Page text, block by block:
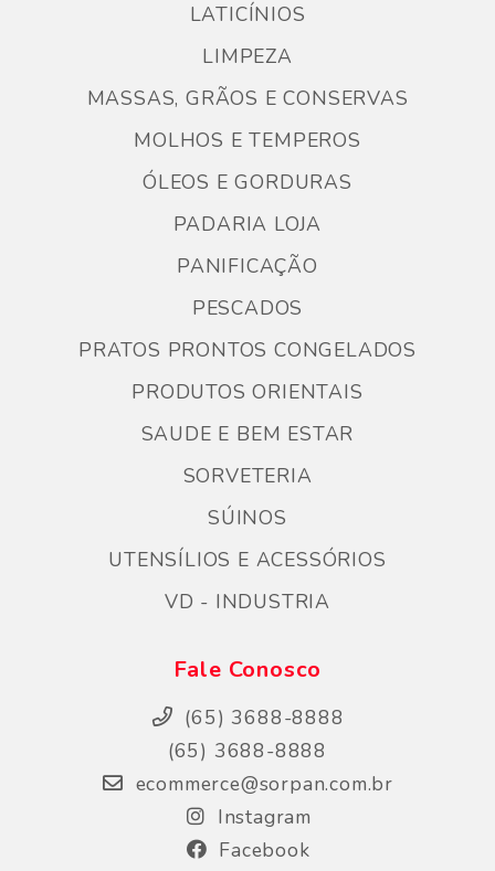
LATICÍNIOS
LIMPEZA
MASSAS, GRÃOS E CONSERVAS
MOLHOS E TEMPEROS
ÓLEOS E GORDURAS
PADARIA LOJA
PANIFICAÇÃO
PESCADOS
PRATOS PRONTOS CONGELADOS
PRODUTOS ORIENTAIS
SAUDE E BEM ESTAR
SORVETERIA
SÚINOS
UTENSÍLIOS E ACESSÓRIOS
VD - INDUSTRIA
Fale Conosco
(65) 3688-8888
(65) 3688-8888
ecommerce@sorpan.com.br
Instagram
Facebook